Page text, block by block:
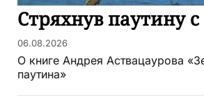
Стряхнув паутину с
06.08.2026
О книге Андрея Аствацаурова
паутина»